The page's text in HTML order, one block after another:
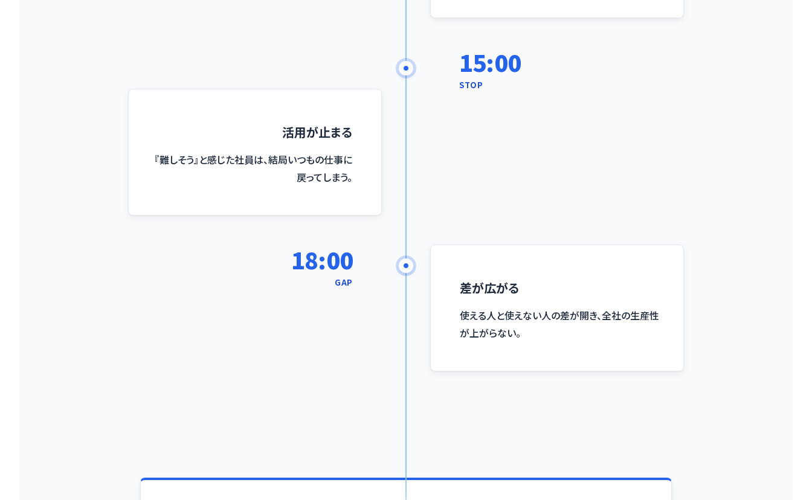
15:00
STOP
活用が止まる
『難しそう』と感じた社員は、結局いつもの仕事に
戻ってしまう。
18:00
GAP 差が広がる
使える人と使えない人の差が開き、全社の生産性
が上がらない。